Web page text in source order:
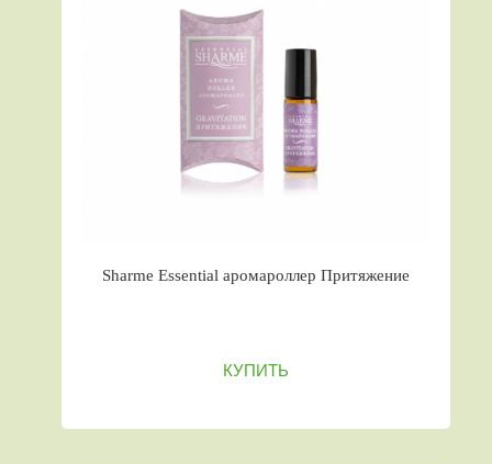
Sharme Essential аромароллер Притяжение
КУПИТЬ